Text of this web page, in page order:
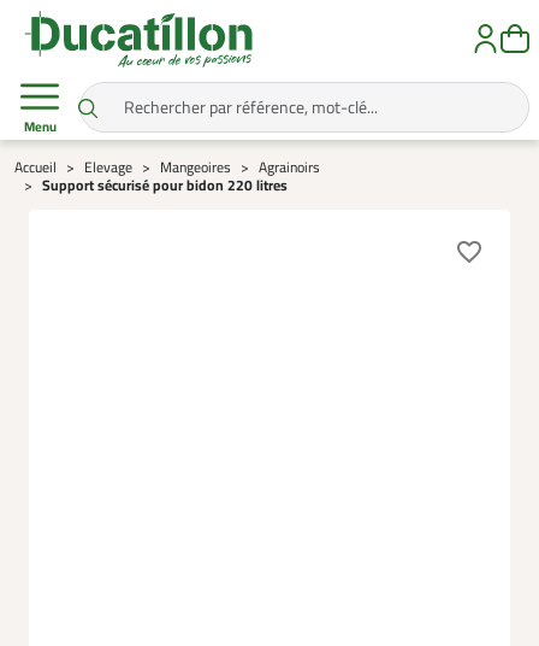
Menu
Accueil Elevage Mangeoires Agrainoirs
Support sécurisé pour bidon 220 litres
favorite_border